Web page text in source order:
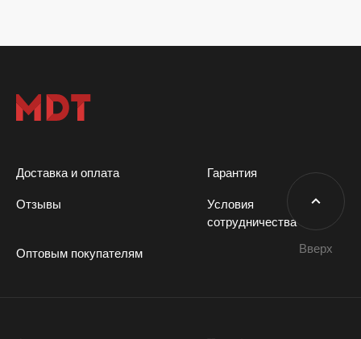
Доставка и оплата Гарантия
Отзывы
Условия
сотрудничества
Оптовым покупателям Вверх